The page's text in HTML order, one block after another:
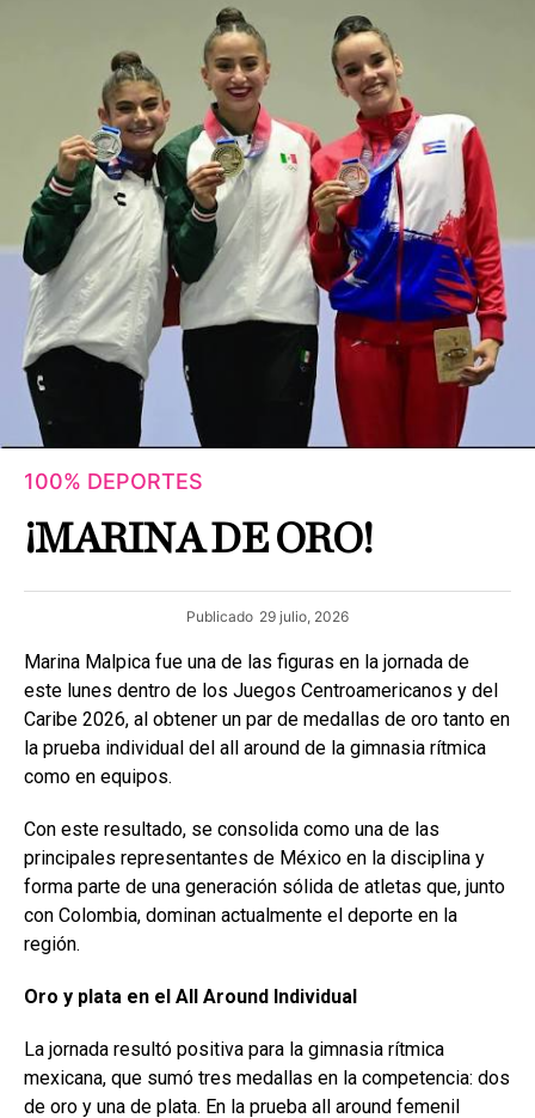
100% DEPORTES
¡MARINA DE ORO!
Publicado 29 julio, 2026
Marina Malpica fue una de las figuras en la jornada de
este lunes dentro de los Juegos Centroamericanos y del
Caribe 2026, al obtener un par de medallas de oro tanto en
la prueba individual del all around de la gimnasia rítmica
como en equipos.
Con este resultado, se consolida como una de las
principales representantes de México en la disciplina y
forma parte de una generación sólida de atletas que, junto
con Colombia, dominan actualmente el deporte en la
región.
Oro y plata en el All Around Individual
La jornada resultó positiva para la gimnasia rítmica
mexicana, que sumó tres medallas en la competencia: dos
de oro y una de plata. En la prueba all around femenil